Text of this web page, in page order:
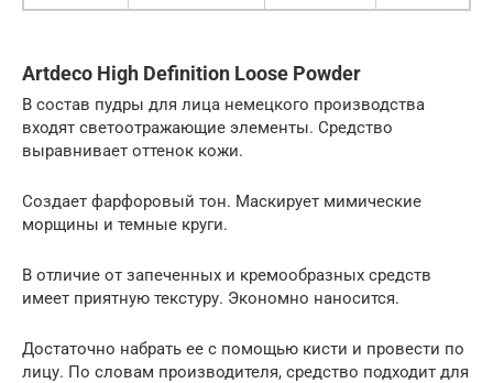
Artdeco High Definition Loose Powder
В состав пудры для лица немецкого производства
входят светоотражающие элементы. Средство
выравнивает оттенок кожи.
Создает фарфоровый тон. Маскирует мимические
морщины и темные круги.
В отличие от запеченных и кремообразных средств
имеет приятную текстуру. Экономно наносится.
Достаточно набрать ее с помощью кисти и провести по
лицу. По словам производителя, средство подходит для